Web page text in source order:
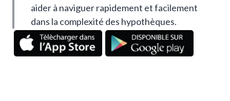
aider à naviguer rapidement et facilement
dans la complexité des hypothèques.